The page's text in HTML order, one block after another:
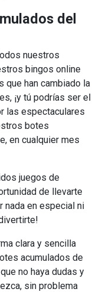
del
nuestros
bingos online
que han cambiado la
¡y tú podrías ser el
las espectaculares
botes
en cualquier mes
juegos de
de llevarte
nada en especial ni
clara y sencilla
acumulados de
no haya dudas y
sin problema